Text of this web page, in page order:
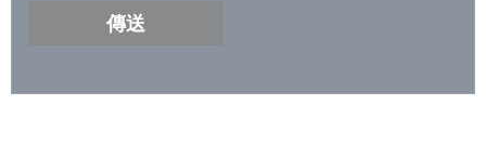
傳送